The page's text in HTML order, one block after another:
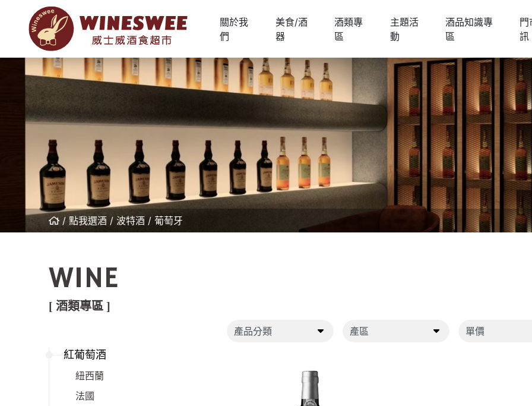
關於我
們
美食/酒
器
酒類專
區
主題活
動
酒品知識專
區
門
訊
點我選酒 波特酒 葡萄牙
WINE
[ 酒類專區 ]
紅葡萄酒
紐西蘭
法國